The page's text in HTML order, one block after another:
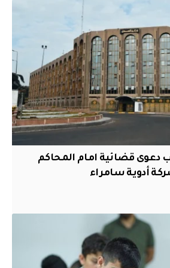
قضائية امام المحاكم
أدوية سامراء